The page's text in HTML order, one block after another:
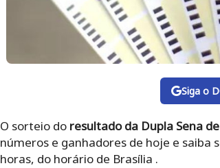
Siga o
O sorteio do resultado da Dupla Sena
números e ganhadores de hoje e saiba
horas, do horário de Brasília .